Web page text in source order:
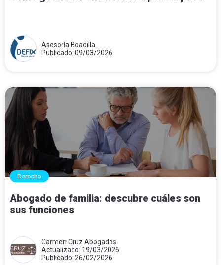
Asesoría Boadilla
Publicado: 09/03/2026
Derecho
Abogado de familia: descubre cuáles son
sus funciones
Carmen Cruz Abogados
Actualizado: 19/03/2026
Publicado: 26/02/2026